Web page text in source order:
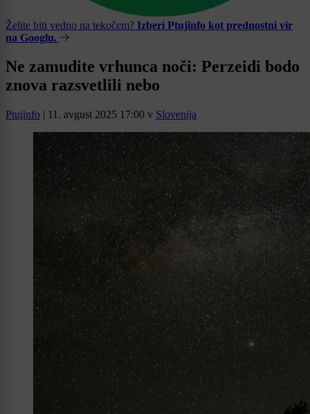
Želite biti vedno na tekočem? Izberi Ptujinfo kot prednostni vir
na Googlu.
Ne zamudite vrhunca noči: Perzeidi bodo
znova razsvetlili nebo
Ptujinfo | 11. avgust 2025 17:00 v Slovenija